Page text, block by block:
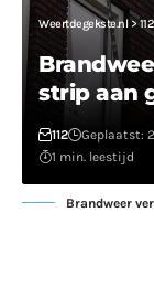
Weertdegekste.nl>112
strip aan
112 Geplaatst:
1 min. leestijd
Brandweer